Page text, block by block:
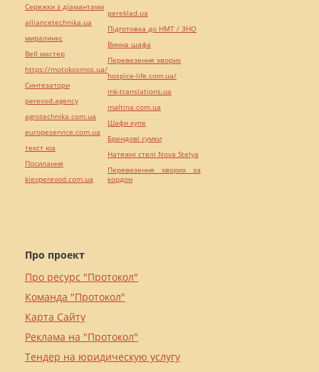
Про проект
Про ресурс "Протокол"
Команда "Протокол"
Карта Сайту
Реклама на "Протокол"
Тендер на юридическую услугу
Сережки з діамантами
alliancetechnika.ua
миралинкс
Веб мастер
https://motokosmos.ua/
Синтезатори
perevod.agency
agrotechnika.com.ua
europeservice.com.ua
текст юа
Посилання
kievperevod.com.ua
pereklad.ua
Підготовка до НМТ / ЗНО
Винна шафа
Перевезення хворих
hospice-life.com.ua/
mk-translations.ua
maltina.com.ua
Шафи купе
Брендові сумки
Натяжні стелі Nova Stelya
Перевезення хворих за
кордон